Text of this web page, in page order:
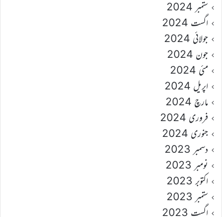
ستمبر 2024
اگست 2024
جولائی 2024
جون 2024
مئی 2024
اپریل 2024
مارچ 2024
فروری 2024
جنوری 2024
دسمبر 2023
نومبر 2023
اکتوبر 2023
ستمبر 2023
اگست 2023